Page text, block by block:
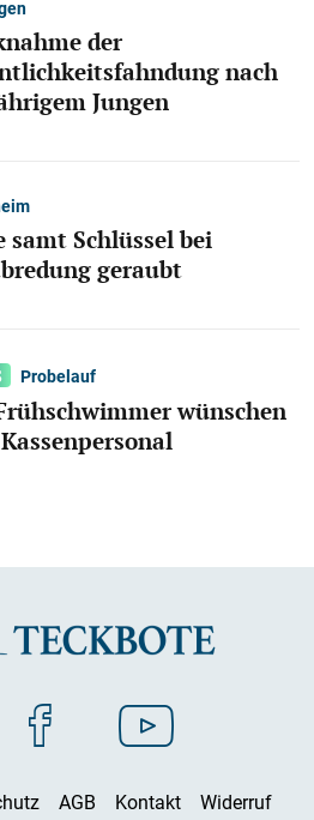
der
nach
Jungen
samt Schlüssel bei
geraubt
Probelauf
wünschen
AGB Kontakt Widerruf